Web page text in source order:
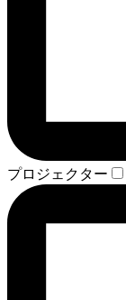
プロジェクター